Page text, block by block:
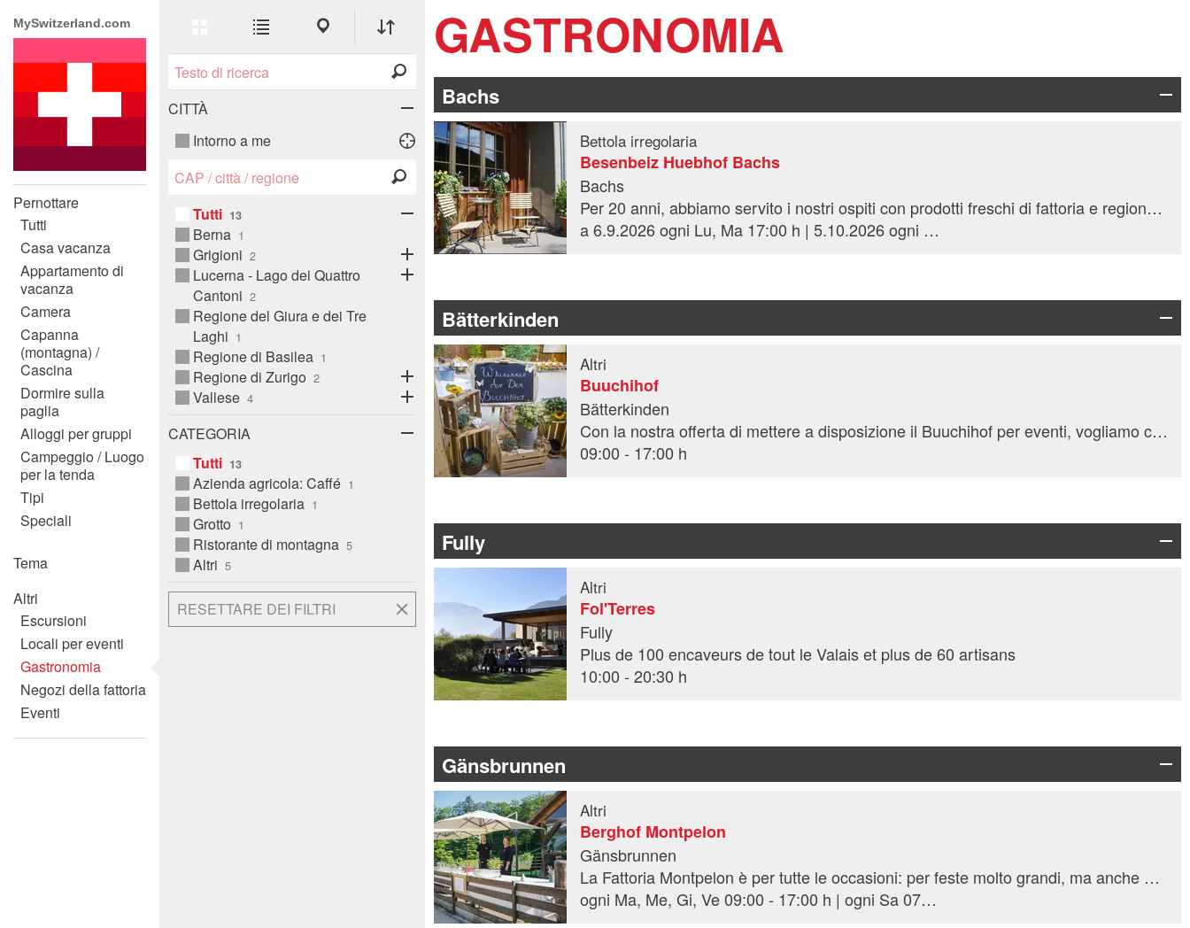
MySwitzerland.com
Pernottare
Tutti
Casa vacanza
Appartamento di
vacanza
Camera
Capanna
(montagna) /
Cascina
Dormire sulla
paglia
Alloggi per gruppi
Campeggio / Luogo
per la tenda
Tipi
Speciali
Tema
Altri
Escursioni
Locali per eventi
Gastronomia
Negozi della fattoria
Eventi
ErweitereListen-
Ansicht
Karten-
Alphabetic
Categoria
Città
Live
Suche
CITTÀ
Intorno a me
Ort
Suche
Tutti
Apre sottocategorie
Berna
Grigioni
Apre sottocategorie
Lucerna - Lago dei Quattro
Cantoni
Regione del Giura e dei Tre
Laghi
Regione di Basilea
Regione di Zurigo
Apre sottocategorie
Vallese
Apre sottocategorie
CATEGORIA
Tutti
Azienda agricola: Caffé
Bettola irregolaria
Grotto
Ristorante di montagna
Altri
RESETTARE DEI FILTRI
GASTRONOMIA
Bachs
Bettola irregolaria
Besenbeiz Huebhof Bachs
Bachs
Per 20 anni, abbiamo servito i nostri ospiti con prodotti freschi di fattoria e regionali, quando possibile.
a 6.9.2026 ogni Lu, Ma 17:00 h | 5.10.2026 ogni Lu, Ma 17:00 h
Bätterkinden
Altri
Buuchihof
Bätterkinden
Con la nostra offerta di mettere a disposizione il Buuchihof per eventi, vogliamo cercare di soddisfare la richiesta di spaziose location per eventi.
09:00 - 17:00 h
Fully
Altri
Fol'Terres
Fully
Plus de 100 encaveurs de tout le Valais et plus de 60 artisans
10:00 - 20:30 h
Gänsbrunnen
Altri
Berghof Montpelon
Gänsbrunnen
La Fattoria Montpelon è per tutte le occasioni: per feste molto grandi, ma anche molto piccole! E tutto ciò che sta in mezzo.
ogni Ma, Me, Gi, Ve 09:00 - 17:00 h | ogni Sa 07:30 - 12:00 h